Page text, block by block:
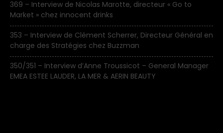
369 – Interview de Nicolas Marotte, directeur « Go to
Market » chez innocent drinks
353 – Interview de Clément Scherrer, Directeur Général en
charge des Stratégies chez Buzzman
350/351 – Interview d’Anne Troussicot – General Manager
EMEA ESTEE LAUDER, LA MER & AERIN BEAUTY